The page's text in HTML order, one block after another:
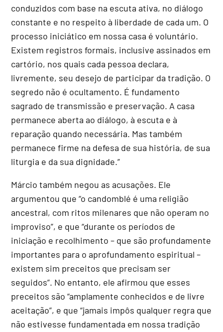
conduzidos com base na escuta ativa, no diálogo
constante e no respeito à liberdade de cada um. O
processo iniciático em nossa casa é voluntário.
Existem registros formais, inclusive assinados em
cartório, nos quais cada pessoa declara,
livremente, seu desejo de participar da tradição. O
segredo não é ocultamento. É fundamento
sagrado de transmissão e preservação. A casa
permanece aberta ao diálogo, à escuta e à
reparação quando necessária. Mas também
permanece firme na defesa de sua história, de sua
liturgia e da sua dignidade.”
Márcio também negou as acusações. Ele
argumentou que “o candomblé é uma religião
ancestral, com ritos milenares que não operam no
improviso”, e que “durante os períodos de
iniciação e recolhimento – que são profundamente
importantes para o aprofundamento espiritual –
existem sim preceitos que precisam ser
seguidos”. No entanto, ele afirmou que esses
preceitos são “amplamente conhecidos e de livre
aceitação”, e que “jamais impôs qualquer regra que
não estivesse fundamentada em nossa tradição